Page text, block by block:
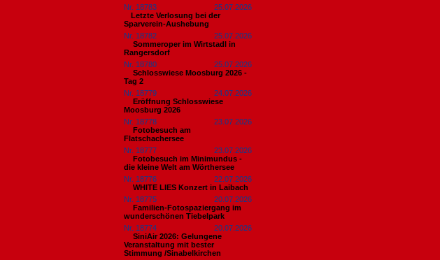
Nr. 18783
25.07.2026
​Letzte Verlosung bei der
Sparverein-Aushebung
Nr. 18782
25.07.2026
Sommeroper im Wirtstadl in
Rangersdorf
Nr. 18780
25.07.2026
Schlosswiese Moosburg 2026 -
Tag 2
Nr. 18779
24.07.2026
Eröffnung Schlosswiese
Moosburg 2026
Nr. 18778
23.07.2026
Fotobesuch am
Flatschachersee
Nr. 18777
23.07.2026
Fotobesuch im Minimundus -
die kleine Welt am Wörthersee
Nr. 18776
22.07.2026
WHITE LIES Konzert in Laibach
Nr. 18775
20.07.2026
Familien-Fotospaziergang im
wunderschönen Tiebelpark
Nr. 18774
20.07.2026
SiniAir 2026: Gelungene
Veranstaltung mit bester
Stimmung /Sinabelkirchen